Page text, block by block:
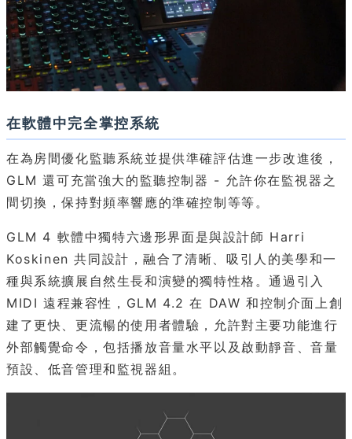
在軟體中完全掌控系統
在為房間優化監聽系統並提供準確評估進一步改進後，
GLM 還可充當強大的監聽控制器 - 允許你在監視器之
間切換，保持對頻率響應的準確控制等等。
GLM 4 軟體中獨特六邊形界面是與設計師 Harri
Koskinen 共同設計，融合了清晰、吸引人的美學和一
種與系統擴展自然生長和演變的獨特性格。通過引入
MIDI 遠程兼容性，GLM 4.2 在 DAW 和控制介面上創
建了更快、更流暢的使用者體驗，允許對主要功能進行
外部觸覺命令，包括播放音量水平以及啟動靜音、音量
預設、低音管理和監視器組。